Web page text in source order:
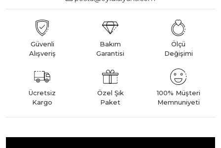
Güvenli
Alışveriş
Bakım
Garantisi
Ölçü
Değişimi
Ücretsiz
Kargo
Özel Şık
Paket
100% Müşteri
Memnuniyeti